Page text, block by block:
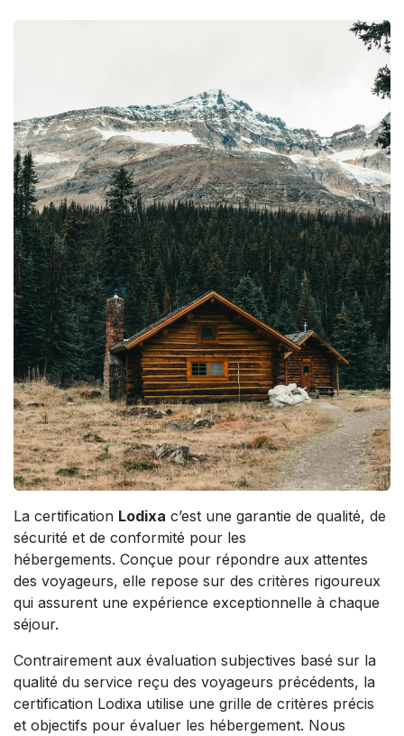
La certification Lodixa c’est une garantie de qualité, de
sécurité et de conformité pour les
hébergements. Conçue pour répondre aux attentes
des voyageurs, elle repose sur des critères rigoureux
qui assurent une expérience exceptionnelle à chaque
séjour.
Contrairement aux évaluation subjectives basé sur la
qualité du service reçu des voyageurs précédents, la
certification Lodixa utilise une grille de critères précis
et objectifs pour évaluer les hébergement. Nous